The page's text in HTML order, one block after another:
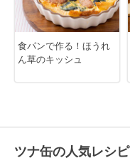
食パンで作る！ほうれ
ん草のキッシュ
ツナ缶の人気レシピ